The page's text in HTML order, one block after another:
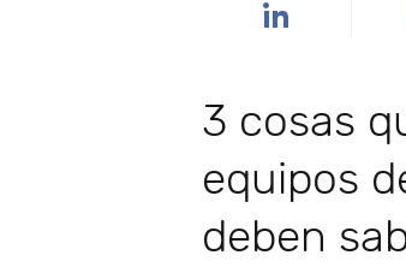
3 cosas
equipos
deben